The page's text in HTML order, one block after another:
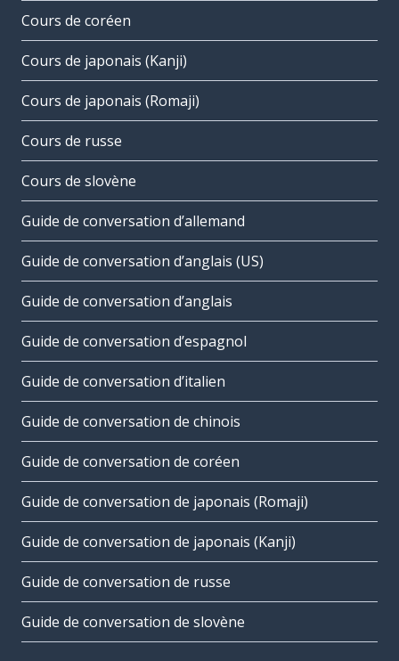
Cours de coréen
Cours de japonais (Kanji)
Cours de japonais (Romaji)
Cours de russe
Cours de slovène
Guide de conversation d’allemand
Guide de conversation d’anglais (US)
Guide de conversation d’anglais
Guide de conversation d’espagnol
Guide de conversation d’italien
Guide de conversation de chinois
Guide de conversation de coréen
Guide de conversation de japonais (Romaji)
Guide de conversation de japonais (Kanji)
Guide de conversation de russe
Guide de conversation de slovène